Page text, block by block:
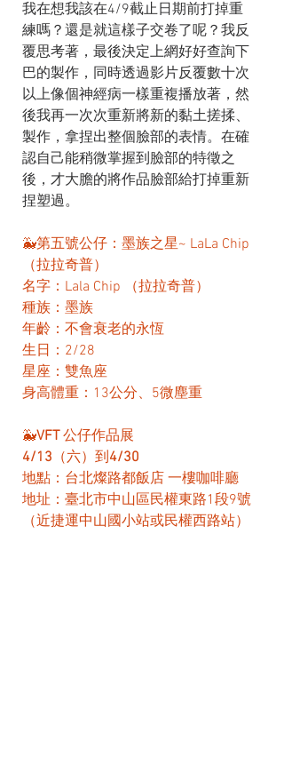
我在想我該在4/9截止日期前打掉重
練嗎？還是就這樣子交卷了呢？我反
覆思考著，最後決定上網好好查詢下
巴的製作，同時透過影片反覆數十次
以上像個神經病一樣重複播放著，然
後我再一次次重新將新的黏土搓揉、
製作，拿捏出整個臉部的表情。在確
認自己能稍微掌握到臉部的特徵之
後，才大膽的將作品臉部給打掉重新
捏塑過。
🐳第五號公仔：墨族之星~ LaLa Chip
（拉拉奇普）
名字：Lala Chip （拉拉奇普）
種族：墨族
年齡：不會衰老的永恆
生日：2/28
星座：雙魚座
身高體重：13公分、5微塵重
🐳VFT 公仔作品展
4/13 （六）到4/30
地點：台北燦路都飯店 一樓咖啡廳
地址：臺北市中山區民權東路1段9號
（近捷運中山國小站或民權西路站）